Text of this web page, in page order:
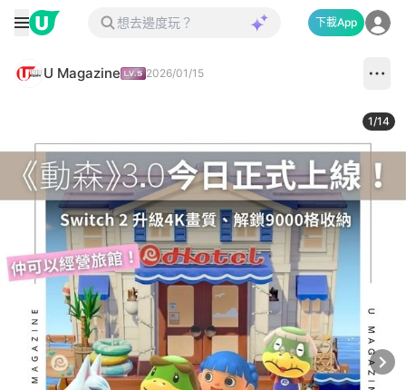
下載App
U Magazine 2026/01/15
1/14